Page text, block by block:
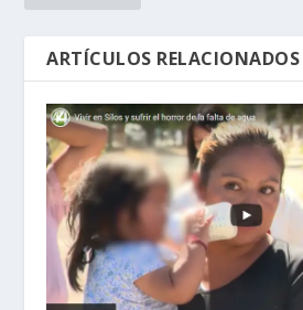
ARTÍCULOS RELACIONADOS